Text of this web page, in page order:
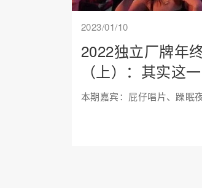
2023/01/10
2022独立厂牌年
（上）：其实这
不少事
本期嘉宾：屁仔唱片、躁眠